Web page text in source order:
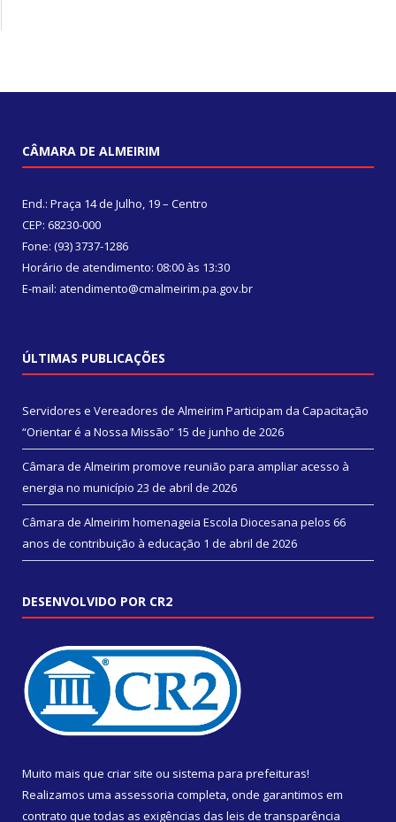
CÂMARA DE ALMEIRIM
End.: Praça 14 de Julho, 19 – Centro
CEP: 68230-000
Fone: (93) 3737-1286
Horário de atendimento: 08:00 às 13:30
E-mail: atendimento@cmalmeirim.pa.gov.br
ÚLTIMAS PUBLICAÇÕES
Servidores e Vereadores de Almeirim Participam da Capacitação
“Orientar é a Nossa Missão” 15 de junho de 2026
Câmara de Almeirim promove reunião para ampliar acesso à
energia no município 23 de abril de 2026
Câmara de Almeirim homenageia Escola Diocesana pelos 66
anos de contribuição à educação 1 de abril de 2026
DESENVOLVIDO POR CR2
Muito mais que criar site ou sistema para prefeituras!
Realizamos uma assessoria completa, onde garantimos em
contrato que todas as exigências das leis de transparência